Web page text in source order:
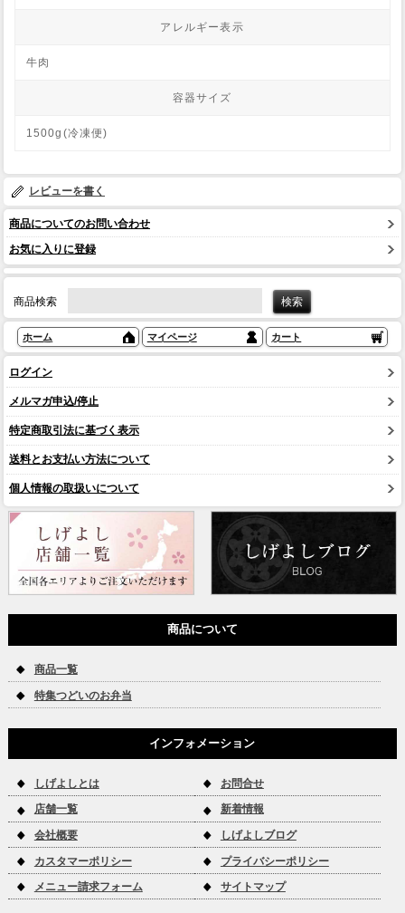
アレルギー表示
牛肉
容器サイズ
1500g(冷凍便)
レビューを書く
商品についてのお問い合わせ
お気に入りに登録
商品検索
ホーム マイページ カート
ログイン
メルマガ申込/停止
特定商取引法に基づく表示
送料とお支払い方法について
個人情報の取扱いについて
商品について
商品一覧
特集つどいのお弁当
インフォメーション
しげよしとは お問合せ
店舗一覧 新着情報
会社概要 しげよしブログ
カスタマーポリシー プライバシーポリシー
メニュー請求フォーム サイトマップ